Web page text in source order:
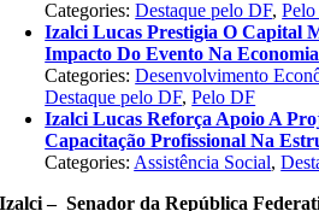
Categories:Destaque pelo DF,
Izalci Lucas Prestigia O Capital
Impacto Do Evento Na
Categories:Desenvolvimento
Destaque pelo DF,Pelo DF
Izalci Lucas Reforça Apoio A
Capacitação Profissional Na
Categories: Assistência Social,
Izalci – Senador da República